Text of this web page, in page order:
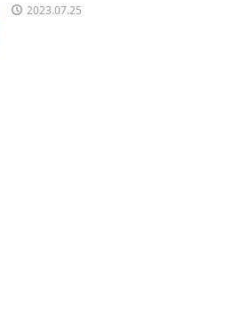
2023.07.25